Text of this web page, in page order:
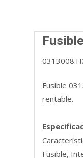
Fusible
rentable.
Fusible,